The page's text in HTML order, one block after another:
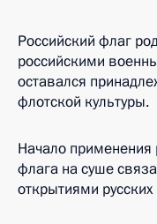
Российский флаг
российскими
оставался
флотской культуры.
Начало применения
флага на суше
открытиями